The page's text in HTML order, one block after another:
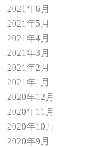
2021年6月
2021年5月
2021年4月
2021年3月
2021年2月
2021年1月
2020年12月
2020年11月
2020年10月
2020年9月